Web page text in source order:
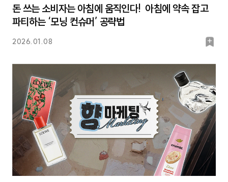
돈 쓰는 소비자는 아침에 움직인다! 아침에 약속 잡고
파티하는 ‘모닝 컨슈머’ 공략법
2026.01.08
북